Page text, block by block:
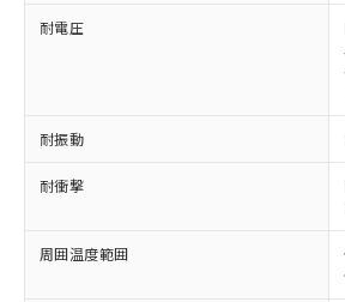
耐電圧
耐振動
耐衝撃
周囲温度範囲
以下の条件をお読みいただき
本サービスは、当社制御
商品の当社在庫状況およ
(税抜)を提供させていた
当社制御機器事業取扱商
本サービスの対象外とな
対応予定：EU RoHS指令（10
有に対応した製品に切り替え
対応予定なし：EU RoHS指令
調査・確認中：EU RoHS指令
非含有の対応状況を調査中ま
非該当品：ライセンス料など
害物質有無と関係のない商品で
仕入先様の事情により、非含
「○」：最大均質材料含有率
基準値以下であることを示しま
「×」：最大均質材料含有率